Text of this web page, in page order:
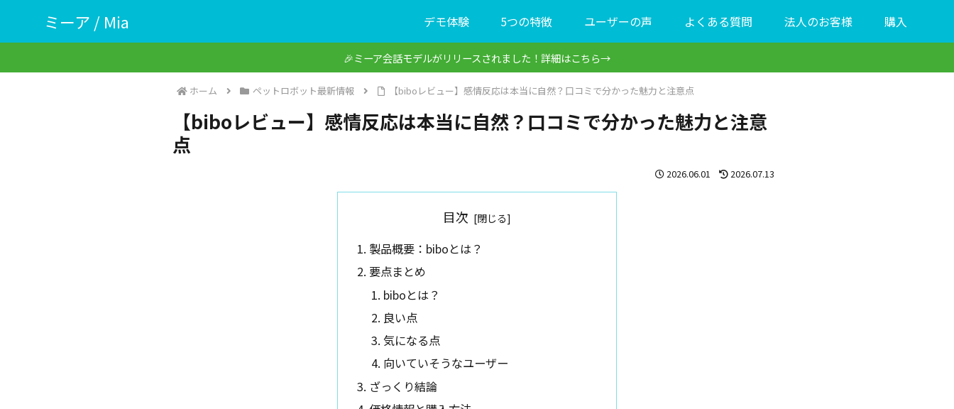
ミーア / Mia デモ体験 5つの特徴 ユーザーの声 よくある質問 法人のお客様 購入
🎉ミーア会話モデルがリリースされました！詳細はこちら→
ホーム ペットロボット最新情報 【biboレビュー】感情反応は本当に自然？口コミで分かった魅力と注意点
【biboレビュー】感情反応は本当に自然？口コミで分かった魅力と注意
点
2026.06.01 2026.07.13
目次
製品概要：biboとは？
要点まとめ
biboとは？
良い点
気になる点
向いていそうなユーザー
ざっくり結論